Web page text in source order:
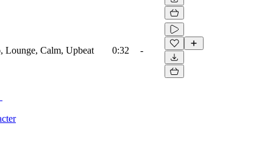
Lounge, Calm, Upbeat 0:32 -